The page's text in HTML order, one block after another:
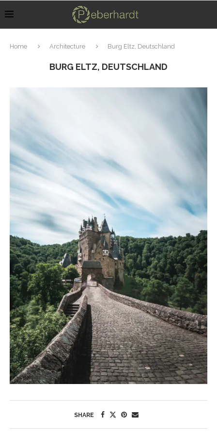
Home Architecture Burg Eltz, Deutschland
BURG ELTZ, DEUTSCHLAND
SHARE